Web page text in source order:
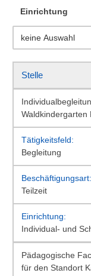
Einrichtung
Stelle
Waldkindergarten
Begleitung
Teilzeit
Individual- und
Pädagogische
für den Standort